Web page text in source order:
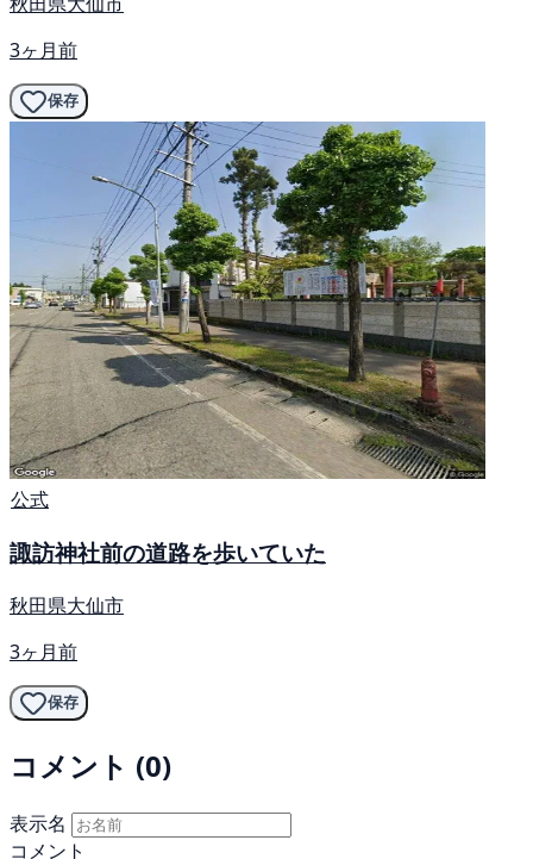
3ヶ月前
保存
公式
諏訪神社前の道路を歩いていた
秋田県大仙市
3ヶ月前
保存
コメント (0)
表示名
コメント